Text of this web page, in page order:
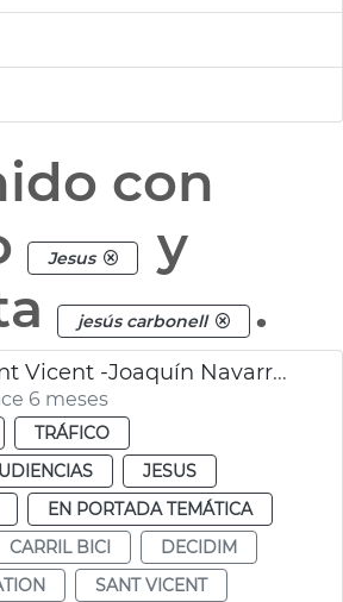
con
Jesus
y
jesús carbonell .
Carril bici Sant Vicent -Joaquín Navarro València
6 meses
TRÁFICO
JESUS
EN PORTADA TEMÁTICA
CARRIL BICI
DECIDIM
SANT VICENT